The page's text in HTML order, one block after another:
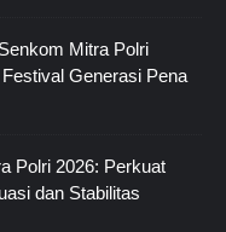
Mitra Polri
Generasi Pena
Polri 2026: Perkuat
dan Stabilitas